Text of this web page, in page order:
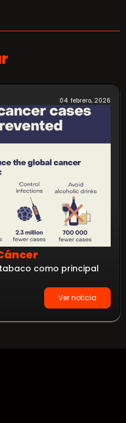
04 febrero, 2026
como principal
Ver noticia